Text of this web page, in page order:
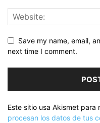
Save my name, email,
next time I comment.
Este sitio usa Akismet para
procesan los datos de tus